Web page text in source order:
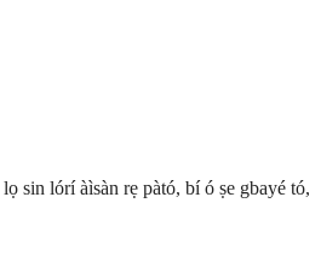
sin lórí àìsàn rẹ pàtó, bí ó ṣe gbayé tó,